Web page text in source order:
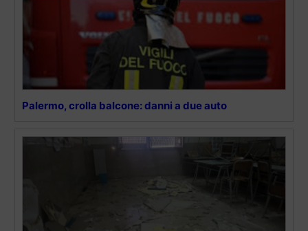
Palermo, crolla balcone: danni a due auto